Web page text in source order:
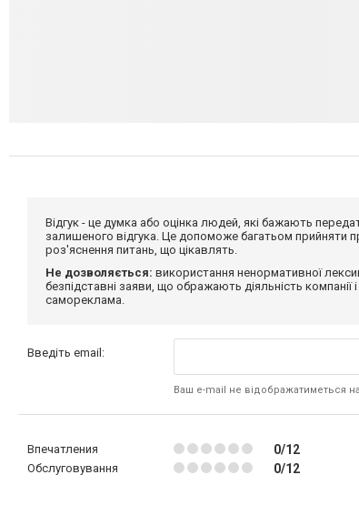
Відгук - це думка або оцінка людей, які бажають
залишеного відгука. Це допоможе багатьом прийняти
роз'яснення питань, що цікавлять.
Не дозволяється: використання ненормативної
безпідставні заяви, що ображають діяльність
самореклама.
Введіть email:
Ваш e-mail не відображатиметься на
Впечатления 0/12
Обслуговування 0/12